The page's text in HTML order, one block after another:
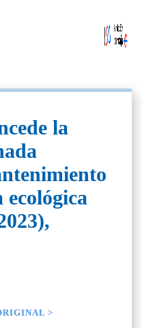
la
ecológica
>